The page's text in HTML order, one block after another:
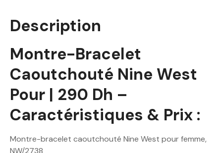
Description
Montre-Bracelet
Caoutchouté Nine West
Pour | 290 Dh –
Caractéristiques & Prix :
Montre-bracelet caoutchouté Nine West pour femme,
NW/2738